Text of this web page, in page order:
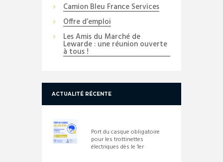
Camion Bleu France Services
Offre d’emploi
Les Amis du Marché de
Lewarde : une réunion ouverte
à tous !
ACTUALITÉ RÉCENTE
Port du casque obligatoire
pour les trottinettes
électriques dès le 1er